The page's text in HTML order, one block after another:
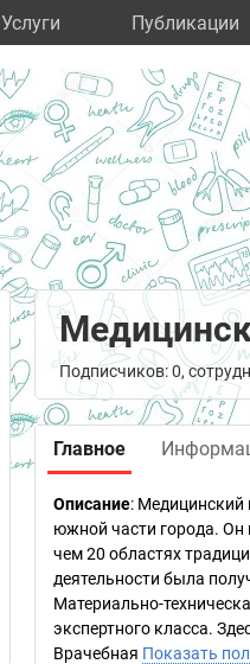
Услуги Публикации
Подписчиков: 0,
Главное
Описание: Медицинский
южной части города. Он
чем 20 областях
деятельности была
Материально-
экспертного класса.
Врачебная Показать